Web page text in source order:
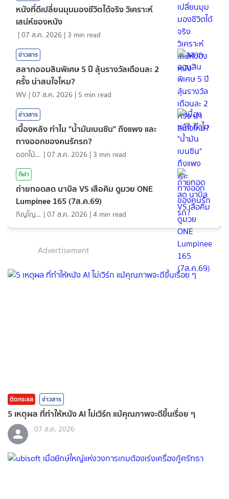
หนังที่ดีเปลี่ยนมุมมองชีวิตได้จริง วิเคราะห์
เสน่ห์ของหนัง
|07 ส.ค. 2026 | 3 min read
ข่าวสาร
สลากออมสินพิเศษ 5 ปี ลุ้นรางวัลเดือนละ 2
ครั้ง น่าสนใจไหม?
WV |07 ส.ค. 2026 | 5 min read
ข่าวสาร
เบื้องหลัง ทำไม "น้ำมันเบนซิน" ถึงแพง และ
ทางออกของคนรักรถ?
ดอกไม้กับสายน้ำ |07 ส.ค. 2026 | 3 min read
กีฬา
ถ่ายทอดสด นาบิล VS เสือคิม ดูมวย ONE
Lumpinee 165 (7ส.ค.69)
ภิญโญ ส่องแสง |07 ส.ค. 2026 |4 min read
Advertisement
ติดกระแส ข่าวสาร
5 เหตุผล ที่ทำให้หนัง AI ไม่เวิร์ก แม้คุณภาพจะดีขึ้นเรื่อย ๆ
07 ส.ค. 2026